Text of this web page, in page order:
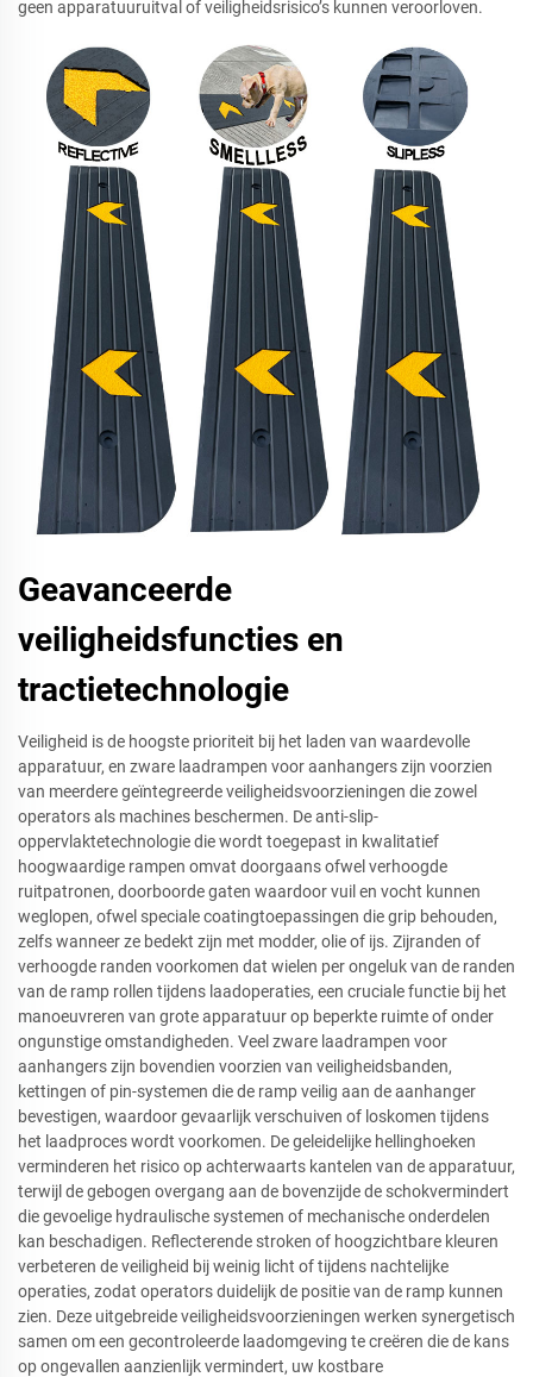
geen apparatuuruitval of veiligheidsrisico’s kunnen veroorloven.
Geavanceerde
veiligheidsfuncties en
tractietechnologie
Veiligheid is de hoogste prioriteit bij het laden van waardevolle
apparatuur, en zware laadrampen voor aanhangers zijn voorzien
van meerdere geïntegreerde veiligheidsvoorzieningen die zowel
operators als machines beschermen. De anti-slip-
oppervlaktetechnologie die wordt toegepast in kwalitatief
hoogwaardige rampen omvat doorgaans ofwel verhoogde
ruitpatronen, doorboorde gaten waardoor vuil en vocht kunnen
weglopen, ofwel speciale coatingtoepassingen die grip behouden,
zelfs wanneer ze bedekt zijn met modder, olie of ijs. Zijranden of
verhoogde randen voorkomen dat wielen per ongeluk van de randen
van de ramp rollen tijdens laadoperaties, een cruciale functie bij het
manoeuvreren van grote apparatuur op beperkte ruimte of onder
ongunstige omstandigheden. Veel zware laadrampen voor
aanhangers zijn bovendien voorzien van veiligheidsbanden,
kettingen of pin-systemen die de ramp veilig aan de aanhanger
bevestigen, waardoor gevaarlijk verschuiven of loskomen tijdens
het laadproces wordt voorkomen. De geleidelijke hellinghoeken
verminderen het risico op achterwaarts kantelen van de apparatuur,
terwijl de gebogen overgang aan de bovenzijde de schokvermindert
die gevoelige hydraulische systemen of mechanische onderdelen
kan beschadigen. Reflecterende stroken of hoogzichtbare kleuren
verbeteren de veiligheid bij weinig licht of tijdens nachtelijke
operaties, zodat operators duidelijk de positie van de ramp kunnen
zien. Deze uitgebreide veiligheidsvoorzieningen werken synergetisch
samen om een gecontroleerde laadomgeving te creëren die de kans
op ongevallen aanzienlijk vermindert, uw kostbare